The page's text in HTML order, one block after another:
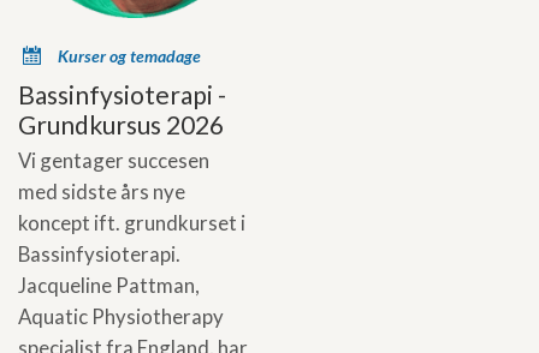
x Kurser og temadage
Bassinfysioterapi -
Grundkursus 2026
Vi gentager succesen
med sidste års nye
koncept ift. grundkurset i
Bassinfysioterapi.
Jacqueline Pattman,
Aquatic Physiotherapy
specialist fra England, har